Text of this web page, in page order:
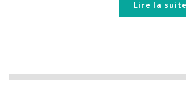
Lire la suite